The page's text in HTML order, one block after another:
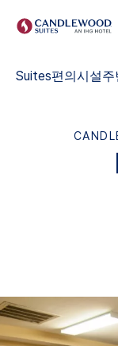
Suites편의시설주